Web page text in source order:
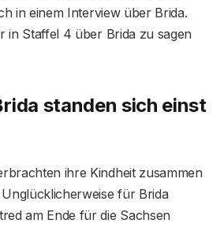
in einem Interview über Brida.
in Staffel 4 über Brida zu sagen
standen sich einst
ihre Kindheit zusammen
für Brida
am Ende für die Sachsen